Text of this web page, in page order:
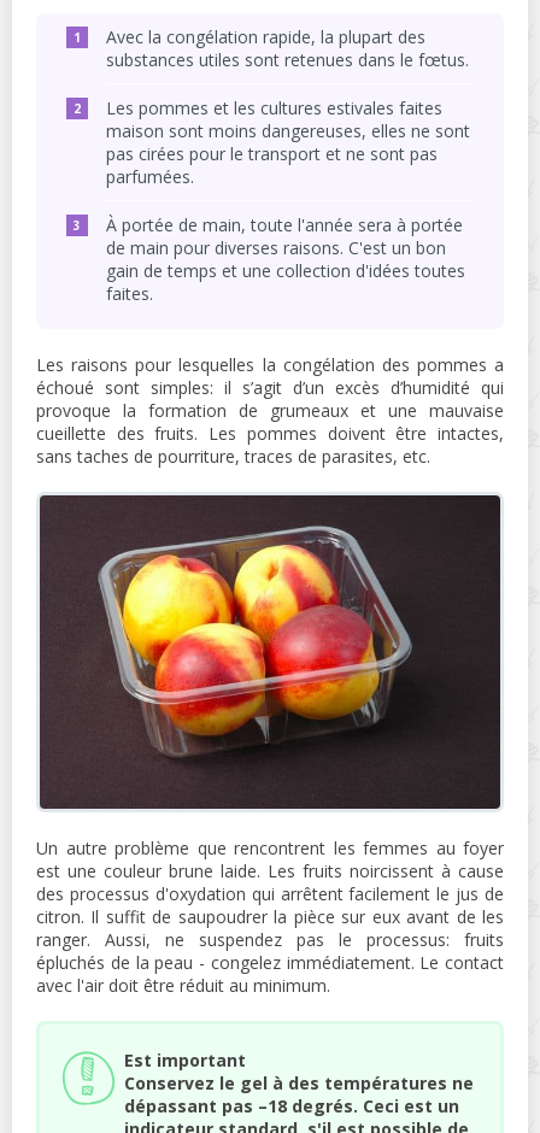
Avec la congélation rapide, la plupart des
substances utiles sont retenues dans le fœtus.
Les pommes et les cultures estivales faites
maison sont moins dangereuses, elles ne sont
pas cirées pour le transport et ne sont pas
parfumées.
À portée de main, toute l'année sera à portée
de main pour diverses raisons. C'est un bon
gain de temps et une collection d'idées toutes
faites.
Les raisons pour lesquelles la congélation des pommes a
échoué sont simples: il s’agit d’un excès d’humidité qui
provoque la formation de grumeaux et une mauvaise
cueillette des fruits. Les pommes doivent être intactes,
sans taches de pourriture, traces de parasites, etc.
Un autre problème que rencontrent les femmes au foyer
est une couleur brune laide. Les fruits noircissent à cause
des processus d'oxydation qui arrêtent facilement le jus de
citron. Il suffit de saupoudrer la pièce sur eux avant de les
ranger. Aussi, ne suspendez pas le processus: fruits
épluchés de la peau - congelez immédiatement. Le contact
avec l'air doit être réduit au minimum.
Est important
Conservez le gel à des températures ne
dépassant pas –18 degrés. Ceci est un
indicateur standard, s'il est possible de